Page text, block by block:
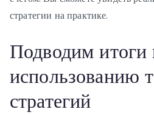
стратегии на практике.
Подводим итоги
использованию
стратегий